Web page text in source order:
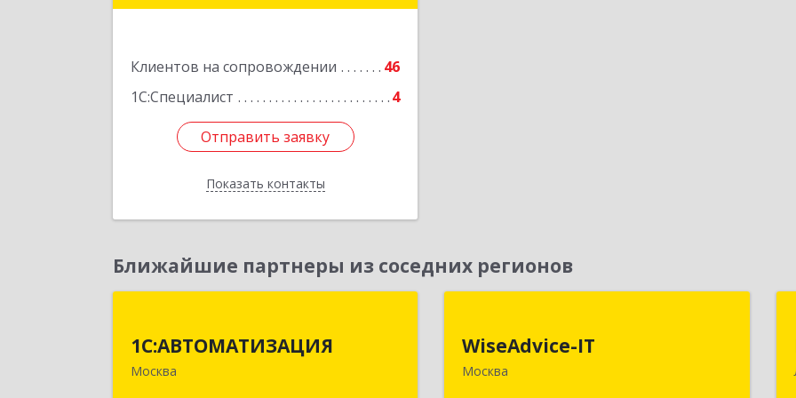
Клиентов на сопровождении
46
1С:Специалист
4
Отправить заявку
Показать контакты
Подробнее
Отправить заявку
Назад
Ближайшие партнеры из соседних регионов
1С:АВТОМАТИЗАЦИЯ
Москва
111024, Москва г, Энтузиастов 1-я ул,
WiseAdvice-IT
Москва
муниципальный округ Таганский,